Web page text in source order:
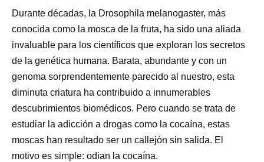
Durante décadas, la Drosophila melanogaster, más
conocida como la mosca de la fruta, ha sido una aliada
invaluable para los científicos que exploran los secretos
de la genética humana. Barata, abundante y con un
genoma sorprendentemente parecido al nuestro, esta
diminuta criatura ha contribuido a innumerables
descubrimientos biomédicos. Pero cuando se trata de
estudiar la adicción a drogas como la cocaína, estas
moscas han resultado ser un callejón sin salida. El
motivo es simple: odian la cocaína.